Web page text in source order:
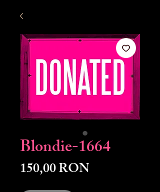
Blondie-1664
150,00 RONPreț